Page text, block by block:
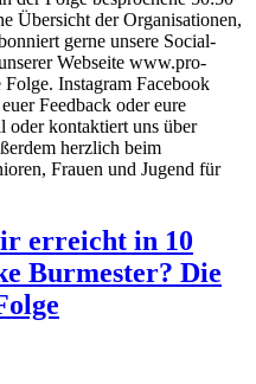
Übersicht der Organisationen,
gerne unsere Social-
Webseite www.pro-
Instagram Facebook
Feedback oder eure
oder kontaktiert uns über
herzlich beim
Frauen und Jugend für
erreicht in 10
Burmester? Die